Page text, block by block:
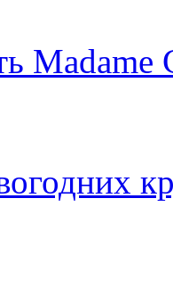
Madame